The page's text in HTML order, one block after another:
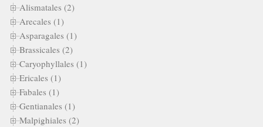
Alismatales (2)
Arecales (1)
Asparagales (1)
Brassicales (2)
Caryophyllales (1)
Ericales (1)
Fabales (1)
Gentianales (1)
Malpighiales (2)